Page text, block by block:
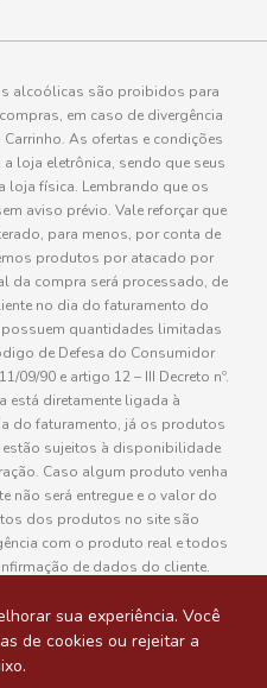
sua experiência. Você
de cookies ou rejeitar a
alcoólicas são proibidos para
em caso de divergência
As ofertas e condições
loja eletrônica, sendo que seus
loja física. Lembrando que os
aviso prévio. Vale reforçar que
para menos, por conta de
produtos por atacado por
da compra será processado, de
no dia do faturamento do
quantidades limitadas
de Defesa do Consumidor
09/90 e artigo 12 – III Decreto nº.
está diretamente ligada à
do faturamento, já os produtos
sujeitos à disponibilidade
Caso algum produto venha
não será entregue e o valor do
dos produtos no site são
com o produto real e todos
de dados do cliente.